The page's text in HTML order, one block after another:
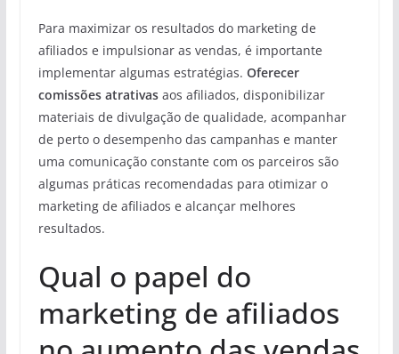
Para maximizar os resultados do marketing de
afiliados e impulsionar as vendas, é importante
implementar algumas estratégias. Oferecer
comissões atrativasaos afiliados, disponibilizar
materiais de divulgação de qualidade, acompanhar
de perto o desempenho das campanhas e manter
uma comunicação constante com os parceiros são
algumas práticas recomendadas para otimizar o
marketing de afiliados e alcançar melhores
resultados.
Qual o papel do
marketing de afiliados